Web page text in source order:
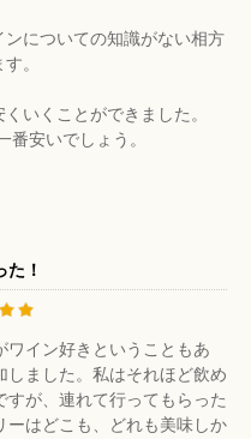
についての知識がない相方
。
いくことができました。
安いでしょう。
た！
ワイン好きということもあ
しました。私はそれほど飲め
すが、連れて行ってもらった
ーはどこも、どれも美味しか